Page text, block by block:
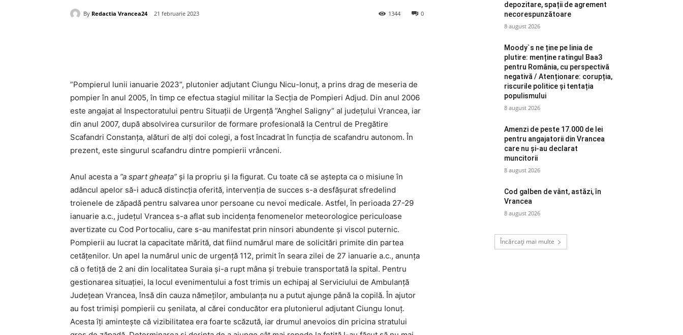
By Redactia Vrancea24 21 februarie 2023 0
1344
”Pompierul lunii ianuarie 2023”, plutonier adjutant Ciungu Nicu-Ionuț, a prins drag de meseria de
pompier în anul 2005, în timp ce efectua stagiul militar la Secția de Pompieri Adjud. Din anul 2006
este angajat al Inspectoratului pentru Situații de Urgență ”Anghel Saligny” al județului Vrancea, iar
din anul 2007, după absolvirea cursurilor de formare profesională la Centrul de Pregătire
Scafandri Constanța, alături de alți doi colegi, a fost încadrat în funcția de scafandru autonom. În
prezent, este singurul scafandru dintre pompierii vrânceni.
Anul acesta a ”a spart gheața” și la propriu și la figurat. Cu toate că se aștepta ca o misiune în
adâncul apelor să-i aducă distincția oferită, intervenția de succes s-a desfășurat sfredelind
troienele de zăpadă pentru salvarea unor persoane cu nevoi medicale. Astfel, în perioada 27-29
ianuarie a.c., județul Vrancea s-a aflat sub incidența fenomenelor meteorologice periculoase
avertizate cu Cod Portocaliu, care s-au manifestat prin ninsori abundente și viscol puternic.
Pompierii au lucrat la capacitate mărită, dat fiind numărul mare de solicitări primite din partea
cetățenilor. Un apel la numărul unic de urgență 112, primit în seara zilei de 27 ianuarie a.c., anunța
că o fetiță de 2 ani din localitatea Suraia și-a rupt mâna și trebuie transportată la spital. Pentru
gestionarea situației, la locul evenimentului a fost trimis un echipaj al Serviciului de Ambulanță
Județean Vrancea, însă din cauza nămeților, ambulanța nu a putut ajunge până la copilă. În ajutor
au fost trimiși pompierii cu șenilata, al cărei conducător era plutonierul adjutant Ciungu Ionuț.
Acesta îți amintește că vizibilitatea era foarte scăzută, iar drumul anevoios din pricina stratului
depozitare, spații de agrement
necorespunzătoare
8 august 2026
Moody`s ne ține pe linia de
plutire: menține ratingul Baa3
pentru România, cu perspectivă
negativă / Atenționare: corupția,
riscurile politice și tentația
populismului
8 august 2026
Amenzi de peste 17.000 de lei
pentru angajatorii din Vrancea
care nu și-au declarat
muncitorii
8 august 2026
Cod galben de vânt, astăzi, în
Vrancea
8 august 2026
Încărcați mai multe